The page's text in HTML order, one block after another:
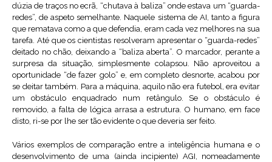
dúzia de traços no ecrã, “chutava à baliza” onde estava um “guarda-
redes”, de aspeto semelhante. Naquele sistema de AI, tanto a figura
que rematava como a que defendia, eram cada vez melhores na sua
tarefa. Até que os cientistas resolveram apresentar o “guarda-redes”
deitado no chão, deixando a “baliza aberta”. O marcador, perante a
surpresa da situação, simplesmente colapsou. Não aproveitou a
oportunidade “de fazer golo” e, em completo desnorte, acabou por
se deitar também. Para a máquina, aquilo não era futebol, era evitar
um obstáculo enquadrado num retângulo. Se o obstáculo é
removido, a falta de lógica arrasa a estrutura. O humano, em face
disto, ri-se por lhe ser tão evidente o que deveria ser feito.
Vários exemplos de comparação entre a inteligência humana e o
desenvolvimento de uma (ainda incipiente) AGI, nomeadamente